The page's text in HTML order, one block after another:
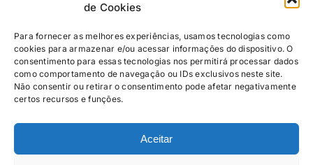
de Cookies
Para fornecer as melhores experiências, usamos tecnologias como
cookies para armazenar e/ou acessar informações do dispositivo. O
consentimento para essas tecnologias nos permitirá processar dados
como comportamento de navegação ou IDs exclusivos neste site.
Não consentir ou retirar o consentimento pode afetar negativamente
certos recursos e funções.
Aceitar
Entrar no Grupo